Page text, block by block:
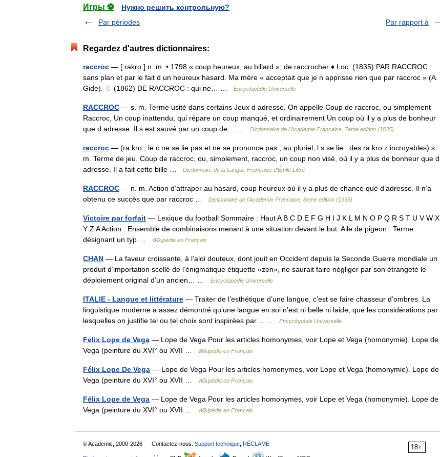
Игры ⚽
Нужно решить контрольную?
Par périodes
Par rapport à
Regardez d'autres dictionnaires:
raccroc — [ rakro ] n. m. • 1798 « coup heureux, au billard »; de raccrocher ♦ Loc. (1835) PAR RACCROC :
sans plan et par le fait d un heureux hasard. Ma mère « acceptait que je n apprisse rien que par raccroc » (A.
Gide). ♢ (1862) DE RACCROC : qui ne… …
Encyclopédie Universelle
RACCROC — s. m. Terme usité dans certains Jeux d adresse. On appelle Coup de raccroc, ou simplement
Raccroc, Un coup inattendu, qui répare un coup manqué, et ordinairement Un coup où il y a plus de bonheur
que d adresse. Il s est sauvé par un coup de… …
Dictionnaire de l'Academie Francaise, 7eme edition (1835)
raccroc — (ra kro ; le c ne se lie pas et ne se prononce pas ; au pluriel, l s se lie : des ra kro z incroyables) s.
m. Terme de jeu. Coup de raccroc, ou, simplement, raccroc, un coup non visé, où il y a plus de bonheur que d
adresse. Il a fait cette bille …
Dictionnaire de la Langue Française d'Émile Littré
RACCROC — n. m. Action d’attraper au hasard, coup heureux où il y a plus de chance que d’adresse. Il n’a
obtenu ce succès que par raccroc …
Dictionnaire de l'Academie Francaise, 8eme edition (1935)
Victoire par forfait — Lexique du football Sommaire : Haut A B C D E F G H I J K L M N O P Q R S T U V W X
Y Z A Action : Ensemble de combinaisons menant à une situation devant le but. Aile de pigeon : Terme
désignant un typ …
Wikipédia en Français
CHAN — La faveur croissante, à l’aloi douteux, dont jouit en Occident depuis la Seconde Guerre mondiale un
produit d’importation scellé de l’énigmatique étiquette «zen», ne saurait faire négliger par son étrangeté le
déploiement original d’un ancien… …
Encyclopédie Universelle
ITALIE - Langue et littérature — Traiter de l’esthétique d’une langue, c’est se faire chasseur d’ombres. La
linguistique moderne a assez démontré qu’une langue en soi n’est ni belle ni laide, que les considérations par
lesquelles on justifie tel ou tel choix sont inspirées par… …
Encyclopédie Universelle
Felix Lope de Vega — Lope de Vega Pour les articles homonymes, voir Lope et Vega (homonymie). Lope de
Vega (peinture du XVI° ou XVII …
Wikipédia en Français
Félix Lope De Vega — Lope de Vega Pour les articles homonymes, voir Lope et Vega (homonymie). Lope de
Vega (peinture du XVI° ou XVII …
Wikipédia en Français
Félix Lope de Vega — Lope de Vega Pour les articles homonymes, voir Lope et Vega (homonymie). Lope de
Vega (peinture du XVI° ou XVII …
Wikipédia en Français
18+
© Academic, 2000-2026 Contactez-nous: Support technique RÉCLAME